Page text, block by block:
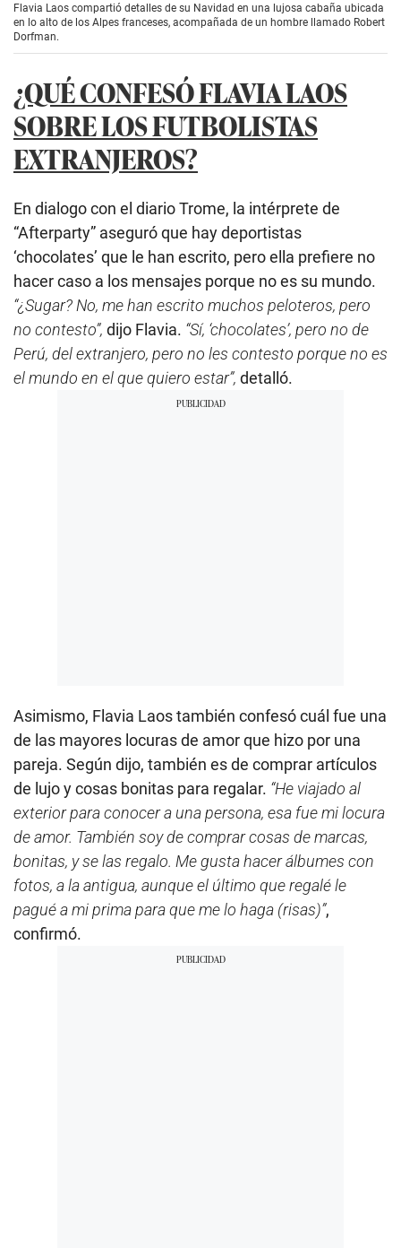
Flavia Laos compartió detalles de su Navidad en una lujosa cabaña ubicada
en lo alto de los Alpes franceses, acompañada de un hombre llamado Robert
Dorfman.
¿QUÉ CONFESÓ FLAVIA LAOS
SOBRE LOS FUTBOLISTAS
EXTRANJEROS?
En dialogo con el diario Trome, la intérprete de
“Afterparty” aseguró que hay deportistas
‘chocolates’ que le han escrito, pero ella prefiere no
hacer caso a los mensajes porque no es su mundo.
“¿Sugar? No, me han escrito muchos peloteros, pero
no contesto”, dijo Flavia. “Sí, ‘chocolates’, pero no de
Perú, del extranjero, pero no les contesto porque no es
el mundo en el que quiero estar”, detalló.
Asimismo, Flavia Laos también confesó cuál fue una
de las mayores locuras de amor que hizo por una
pareja. Según dijo, también es de comprar artículos
de lujo y cosas bonitas para regalar. “He viajado al
exterior para conocer a una persona, esa fue mi locura
de amor. También soy de comprar cosas de marcas,
bonitas, y se las regalo. Me gusta hacer álbumes con
fotos, a la antigua, aunque el último que regalé le
pagué a mi prima para que me lo haga (risas)”,
confirmó.